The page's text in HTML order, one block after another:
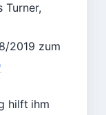
Turner,
2019 zum
hilft ihm